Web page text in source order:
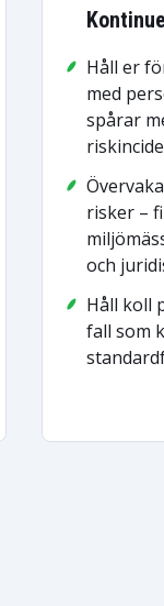
Håll er
med
spårar
risker –
och
Håll koll
fall som